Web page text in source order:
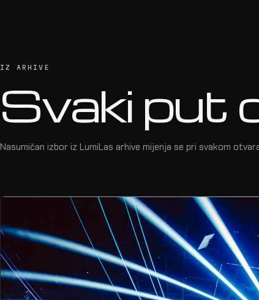
IZ ARHIVE
Svaki put
Nasumičan izbor iz LumiLas arhive mijenja se pri svakom